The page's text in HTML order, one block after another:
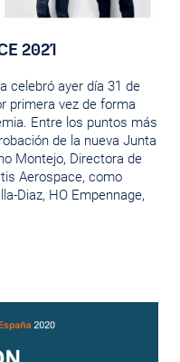
2021
celebró ayer día 31 de
primera vez de forma
Entre los puntos más
de la nueva Junta
Montejo, Directora de
Aerospace, como
Diaz, HO Empennage,